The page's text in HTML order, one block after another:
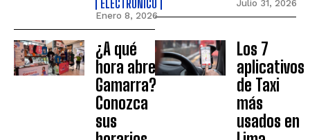
ELECTRÓNICO
Enero 8, 2026
Julio 31, 2026
¿A qué
hora abre
Gamarra?
Conozca
sus
Los 7
aplicativos
de Taxi
más
usados en